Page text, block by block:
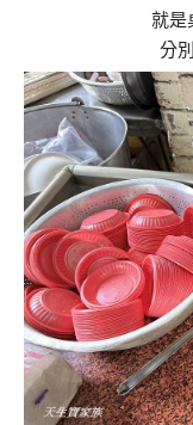
就是
分